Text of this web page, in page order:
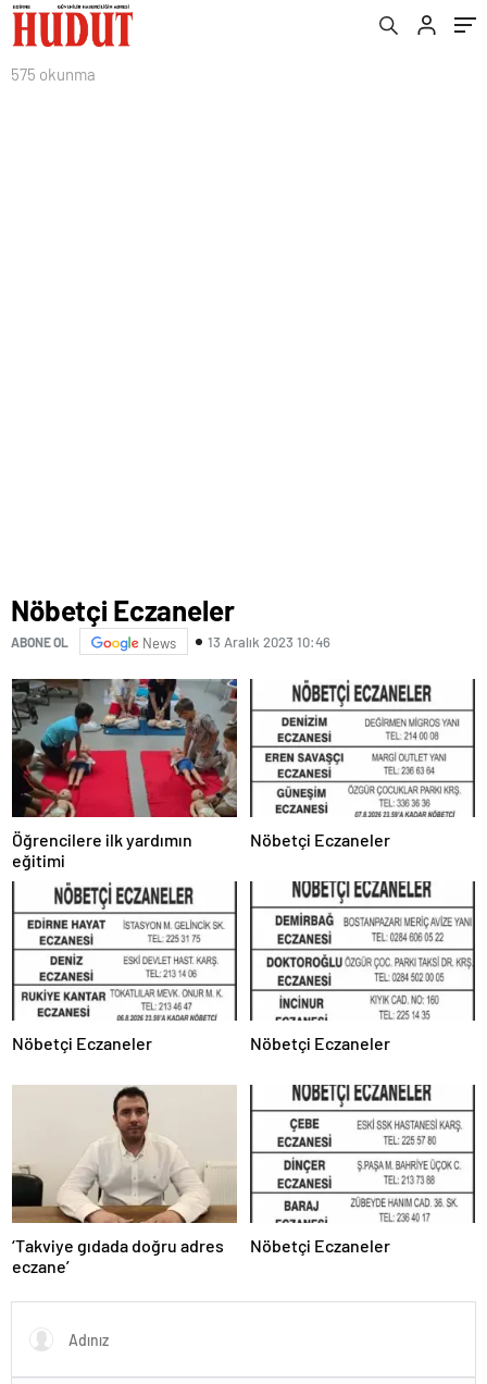
575 okunma
Nöbetçi Eczaneler
ABONE OL News 13 Aralık 2023 10:46
Öğrencilere ilk yardımın
eğitimi
Nöbetçi Eczaneler
Nöbetçi Eczaneler Nöbetçi Eczaneler
‘Takviye gıdada doğru adres
eczane’
Nöbetçi Eczaneler